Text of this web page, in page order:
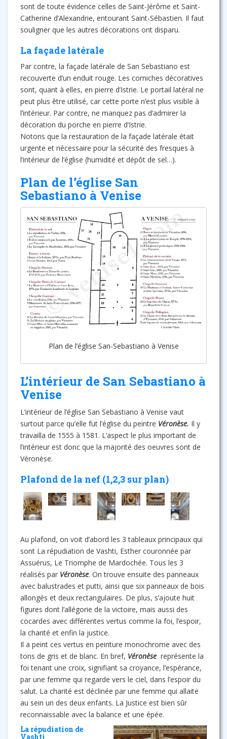
sont de toute évidence celles de Saint-Jérôme et Saint-
Catherine d’Alexandrie, entourant Saint-Sébastien. Il faut
souligner que les autres décorations ont disparu.
La façade latérale
Par contre, la façade latérale de San Sebastiano est
recouverte d’un enduit rouge. Les corniches décoratives
sont, quant à elles, en pierre d’Istrie. Le portail latéral ne
peut plus être utilisé, car cette porte n’est plus visible à
l’intérieur. Par contre, ne manquez pas d’admirer la
décoration du porche en pierre d’Istrie.
Notons que la restauration de la façade latérale était
urgente et nécessaire pour la sécurité des fresques à
l’intérieur de l’église (humidité et dépôt de sel…).
Plan de l’église San
Sebastiano à Venise
Plan de l’église San-Sebastiano à Venise
L’intérieur de San Sebastiano à
Venise
L’intérieur de l’église San Sebastiano à Venise vaut
surtout parce qu’elle fut l’église du peintre Véronèse. Il y
travailla de 1555 à 1581. L’aspect le plus important de
l’intérieur est donc que la majorité des oeuvres sont de
Véronèse.
Plafond de la nef (1,2,3 sur plan)
Au plafond, on voit d’abord les 3 tableaux principaux qui
sont La répudiation de Vashti, Esther couronnée par
Assuérus, Le Triomphe de Mardochée. Tous les 3
réalisés par Véronèse. On trouve ensuite des panneaux
avec balustrades et putti, ainsi que six panneaux de bois
allongés et deux rectangulaires. De plus, s’ajoute huit
figures dont l’allégorie de la victoire, mais aussi des
cocardes avec différentes vertus comme la foi, l’espoir,
la charité et enfin la justice.
Il a peint ces vertus en peinture monochrome avec des
tons de gris et de blanc. En bref, Véronèse représente la
foi tenant une croix, signifiant sa croyance, l’espérance,
par une femme qui regarde vers le ciel, dans l’espoir du
salut. La charité est déclinée par une femme qui allaite
au sein un des deux enfants. La Justice est bien sûr
reconnaissable avec la balance et une épée.
La répudiation de
Vashti